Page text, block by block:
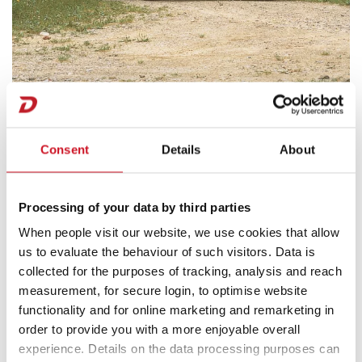
Consent Details About
Processing of your data by third parties
When people visit our website, we use cookies that allow
us to evaluate the behaviour of such visitors. Data is
collected for the purposes of tracking, analysis and reach
measurement, for secure login, to optimise website
functionality and for online marketing and remarketing in
order to provide you with a more enjoyable overall
experience. Details on the data processing purposes can
Der Dethleffs Pirat – die erste Alkoven-Baureihe
Neben Wohnwagen und Zelten gab es in den 60er-Jahren
auch das erste motorisierte Freizeitmobil. Der „Bulli“
Ende 1960 bereits über 20.000 rollende
„Wochenendhäuser“ zugelassen. Mitte der 70er-Jahre
gibt es die ersten echten Wohnmobile mit fest
eingebautem Mobiliar. Unser Firmenpionier
Arist
befasste sich bereits in den 50er-Jahren mit
der Idee eines motorisierten Freizeitmobils. Der erste
Versuch im Jahr 1977 scheiterte noch. Erst in den 80er-
Jahren gelingt ihm mit dem Dethleffs Pirat Wohnmobil